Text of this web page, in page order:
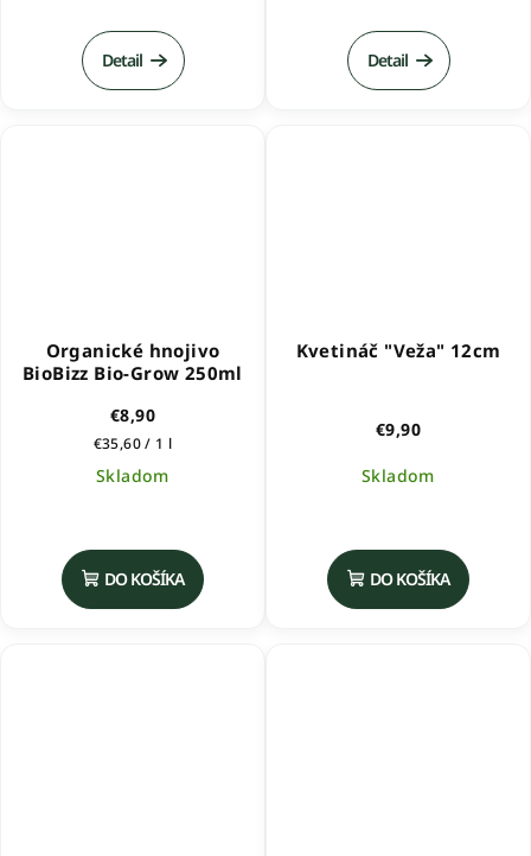
produktu
je
5,0
Detail Detail
Organické hnojivo
BioBizz Bio-Grow 250ml
€8,90
Jednotková
cena:
€35,60 / 1 l
Skladom
produktu
je
5,0
DO KOŠÍKA
Kvetináč "Veža" 12cm
€9,90
Skladom
DO KOŠÍKA